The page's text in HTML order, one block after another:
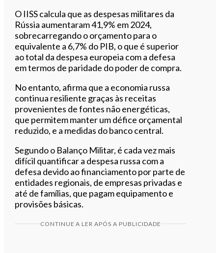
O IISS calcula que as despesas militares da
Rússia aumentaram 41,9% em 2024,
sobrecarregando o orçamento para o
equivalente a 6,7% do PIB, o que é superior
ao total da despesa europeia com a defesa
em termos de paridade do poder de compra.
No entanto, afirma que a economia russa
continua resiliente graças às receitas
provenientes de fontes não energéticas,
que permitem manter um défice orçamental
reduzido, e a medidas do banco central.
Segundo o Balanço Militar, é cada vez mais
difícil quantificar a despesa russa com a
defesa devido ao financiamento por parte de
entidades regionais, de empresas privadas e
até de famílias, que pagam equipamento e
provisões básicas.
CONTINUE A LER APÓS A PUBLICIDADE